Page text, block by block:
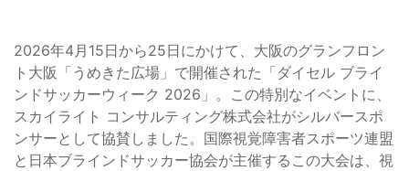
2026年4月15日から25日にかけて、大阪のグランフロン
ト大阪「うめきた広場」で開催された「ダイセル ブライ
ンドサッカーウィーク 2026」。この特別なイベントに、
スカイライト コンサルティング株式会社がシルバースポ
ンサーとして協賛しました。国際視覚障害者スポーツ連盟
と日本ブラインドサッカー協会が主催するこの大会は、視